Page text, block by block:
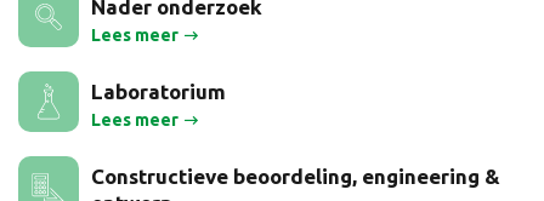
Nader onderzoek
Lees meer
Laboratorium
Lees meer
Constructieve beoordeling, engineering &